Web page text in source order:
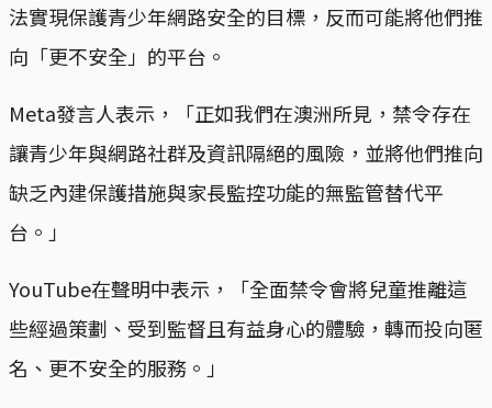
法實現保護青少年網路安全的目標，反而可能將他們推
向「更不安全」的平台。
Meta發言人表示，「正如我們在澳洲所見，禁令存在
讓青少年與網路社群及資訊隔絕的風險，並將他們推向
缺乏內建保護措施與家長監控功能的無監管替代平
台。」
YouTube在聲明中表示，「全面禁令會將兒童推離這
些經過策劃、受到監督且有益身心的體驗，轉而投向匿
名、更不安全的服務。」